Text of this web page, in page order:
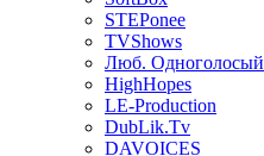
STEPonee
TVShows
Люб. Одноголосый
HighHopes
LE-Production
DubLik.Tv
DAVOICES